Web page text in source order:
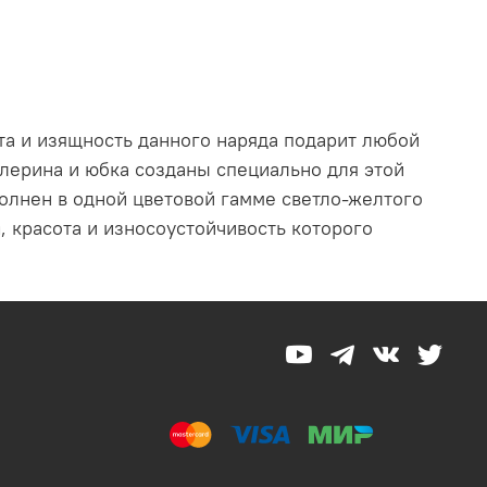
и изящность данного наряда подарит любой
и юбка созданы специально для этой
в одной цветовой гамме светло-желтого
и износоустойчивость которого